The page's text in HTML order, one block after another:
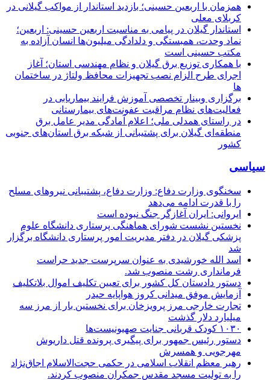
همزمان با اربعین حسینی؛ بازدید استاندار از مواکب گیلانی در
کربلای معلی
استاندار گیلان در پیامی به مناسبت اربعین حسینی: اربعین؛
نماد وحدت، همبستگی و دلدادگی میلیون‌ها انسان آزاده به
مکتب حسینی است
با همکاری توزیع برق گیلان و نظام مهندسی استان؛ آغاز
اجرای طرح الزام نصب تجهیزات محافظ ولتاژ در ساختمان
ها
برگزاری وبینار تخصصی آموزش فرایند بیماریابی در
فعالیت‌های نظام مراقبت عفونت‌های بیمارستانی
در راستای همدلی ملی؛ اعلام آمادگی مدیر عامل برق
منطقه‌ای گیلان برای پشتیبانی از شبكه برق استان‌های جنوبی
كشور
سیاسی
سخنگوی وزارت دفاع: وزارت دفاع، پشتیبانی نیرو‌های مسلح
را با قدرت ادامه می‌دهد
ایروانی: ایران آغازگر جنگ نبوده است
نخستین نشست شورای هماهنگی پرستاری دانشگاه علوم
پزشکی گیلان در دفتر مدیریت امور پرستاری دانشگاه برگزار
شد
اسد الله خورشیدی به عنوان سرپرست جدید حراست
فرمانداری رشت منصوب شد.
دستور دادستان کل کشور برای تعیین تکلیف اموال بلاتکلیف
آزمایش موفق میدانی کروز هواپایه حیدر
تجارت خارجی مرز پرویزخان برای نخستین بار از مرز سه
میلیارد دلار گذشت
۱۰۳۰ کودک قربانی جنایت صهیونیست‌ها
دستور رئیس جمهور برای پیگیری پرونده قتل داریوش
مهرجویی و همسرش
رهبر معظم انقلاب اسلامی در حکمی حجت‌الاسلام اجاق‌نژاد
را به تولیت مسجد مقدس جمکران منصوب کردند.